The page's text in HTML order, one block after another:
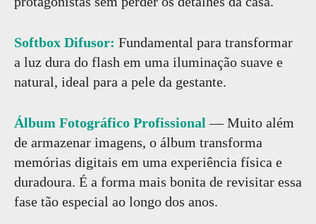
Softbox Difusor: Fundamental para transformar
a luz dura do flash em uma iluminação suave e
natural, ideal para a pele da gestante.
Álbum Fotográfico Profissional — Muito além
de armazenar imagens, o álbum transforma
memórias digitais em uma experiência física e
duradoura. É a forma mais bonita de revisitar essa
fase tão especial ao longo dos anos.